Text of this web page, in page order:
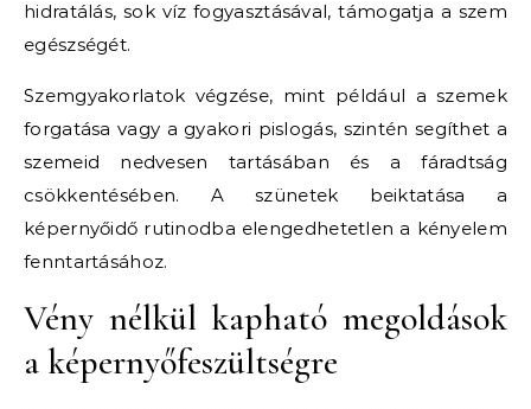
hidratálás, sok víz fogyasztásával, támogatja a szem
egészségét.
Szemgyakorlatok végzése, mint például a szemek
forgatása vagy a gyakori pislogás, szintén segíthet a
szemeid nedvesen tartásában és a fáradtság
csökkentésében. A szünetek beiktatása a
képernyőidő rutinodba elengedhetetlen a kényelem
fenntartásához.
Vény nélkül kapható megoldások
a képernyőfeszültségre